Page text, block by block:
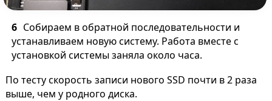
Cобираем в обратной последовательности и
устанавливаем новую систему. Работа вместе с
установкой системы заняла около часа.
По тесту скорость записи нового SSD почти в 2 раза
выше, чем у родного диска.